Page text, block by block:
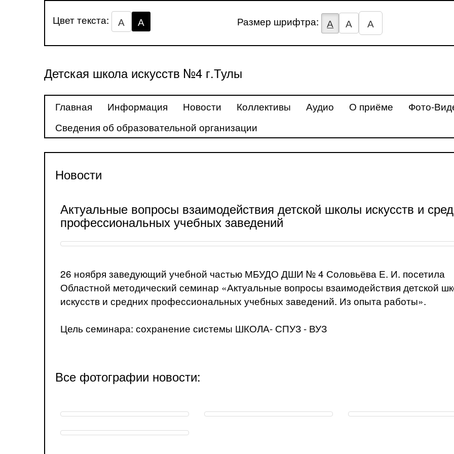
Цвет текста: А А Размер шрифтра: А А А
Детская школа искусств №4 г.Тулы
Главная Информация Новости Коллективы Аудио О приёме
Фото-
Сведения об образовательной организации
Новости
Актуальные вопросы взаимодействия детской школы искусств и
профессиональных учебных заведений
26 ноября заведующий учебной частью МБУДО ДШИ № 4 Соловьёва Е. И. посетила
Областной методический семинар «Актуальные вопросы взаимодействия детской
искусств и средних профессиональных учебных заведений. Из опыта работы».
Цель семинара: сохранение системы ШКОЛА- СПУЗ - ВУЗ
Все фотографии новости: